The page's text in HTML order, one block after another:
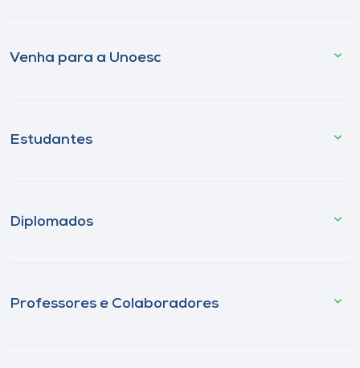
Venha para a Unoesc
Estudantes
Diplomados
Professores e Colaboradores